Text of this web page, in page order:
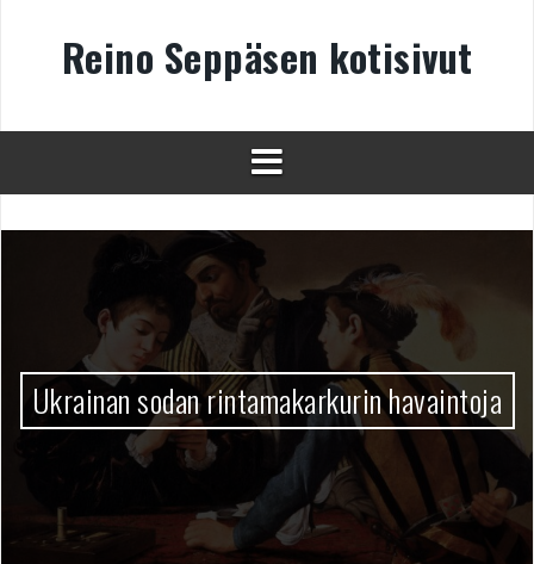
Reino Seppäsen kotisivut
Ukrainan sodan rintamakarkurin havaintoja